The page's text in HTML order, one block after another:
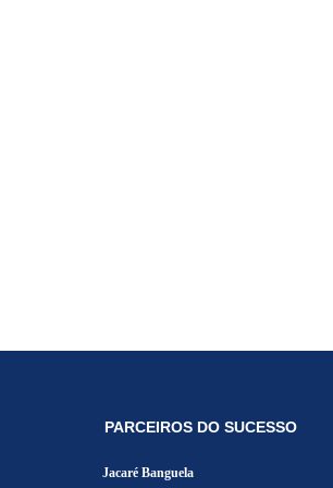
PARCEIROS DO SUCESSO
Jacaré Banguela